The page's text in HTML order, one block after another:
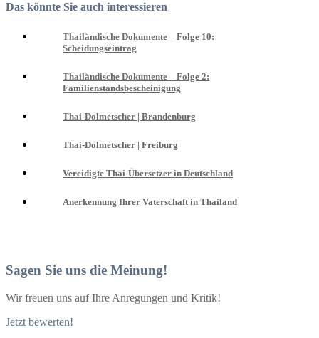
Das könnte Sie auch interessieren
Thailändische Dokumente – Folge 10:
Scheidungseintrag
Thailändische Dokumente – Folge 2:
Familienstandsbescheinigung
Thai-Dolmetscher | Brandenburg
Thai-Dolmetscher | Freiburg
Vereidigte Thai-Übersetzer in Deutschland
Anerkennung Ihrer Vaterschaft in Thailand
Sagen Sie uns die Meinung!
Wir freuen uns auf Ihre Anregungen und Kritik!
Jetzt bewerten!